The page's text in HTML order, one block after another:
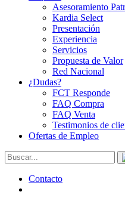
Asesoramiento
Kardia Select
Presentación
Experiencia
Servicios
Propuesta de Valor
Red Nacional
¿Dudas?
FCT Responde
FAQ Compra
FAQ Venta
Testimonios de
Ofertas de Empleo
Contacto